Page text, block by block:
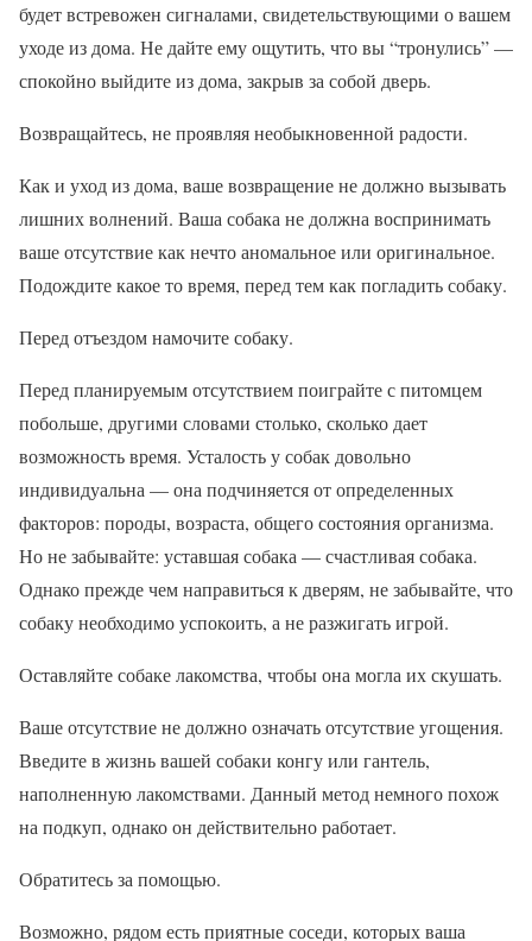
будет встревожен сигналами, свидетельствующими о вашем
уходе из дома. Не дайте ему ощутить, что вы “тронулись” —
спокойно выйдите из дома, закрыв за собой дверь.
Возвращайтесь, не проявляя необыкновенной радости.
Как и уход из дома, ваше возвращение не должно вызывать
лишних волнений. Ваша собака не должна воспринимать
ваше отсутствие как нечто аномальное или оригинальное.
Подождите какое то время, перед тем как погладить собаку.
Перед отъездом намочите собаку.
Перед планируемым отсутствием поиграйте с питомцем
побольше, другими словами столько, сколько дает
возможность время. Усталость у собак довольно
индивидуальна — она подчиняется от определенных
факторов: породы, возраста, общего состояния организма.
Но не забывайте: уставшая собака — счастливая собака.
Однако прежде чем направиться к дверям, не забывайте, что
собаку необходимо успокоить, а не разжигать игрой.
Оставляйте собаке лакомства, чтобы она могла их скушать.
Ваше отсутствие не должно означать отсутствие угощения.
Введите в жизнь вашей собаки конгу или гантель,
наполненную лакомствами. Данный метод немного похож
на подкуп, однако он действительно работает.
Обратитесь за помощью.
Возможно, рядом есть приятные соседи, которых ваша